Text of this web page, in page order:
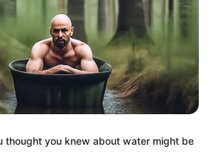
thought you knew about water might be